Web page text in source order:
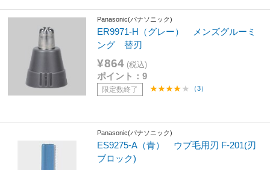
Panasonic(パナソニック)
ER9971-H（グレー） メンズグルーミ
ング 替刃
¥864 (税込)
ポイント：9
限定数終了 （3）
Panasonic(パナソニック)
ES9275-A（青） ウブ毛用刃 F-201(刃
ブロック)